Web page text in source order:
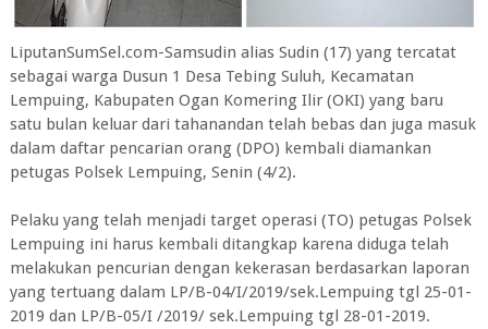
LiputanSumSel.com-Samsudin alias Sudin (17) yang tercatat
sebagai warga Dusun 1 Desa Tebing Suluh, Kecamatan
Lempuing, Kabupaten Ogan Komering Ilir (OKI) yang baru
satu bulan keluar dari tahanandan telah bebas dan juga masuk
dalam daftar pencarian orang (DPO) kembali diamankan
petugas Polsek Lempuing, Senin (4/2).
Pelaku yang telah menjadi target operasi (TO) petugas Polsek
Lempuing ini harus kembali ditangkap karena diduga telah
melakukan pencurian dengan kekerasan berdasarkan laporan
yang tertuang dalam LP/B-04/I/2019/sek.Lempuing tgl 25-01-
2019 dan LP/B-05/I /2019/ sek.Lempuing tgl 28-01-2019.